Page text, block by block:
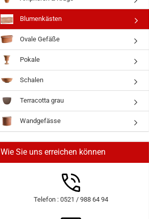
Blumenkästen
Ovale Gefäße
Pokale
Schalen
Terracotta grau
Wandgefässe
Wie Sie uns erreichen können
Telefon : 0521 / 988 64 94